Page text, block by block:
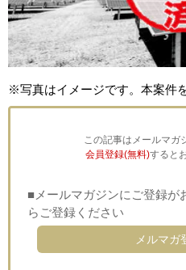
※写真はイメージです。本案件
この記事はメールマガ
会員登録(無料)すると
■メールマガジンにご登録が
らご登録ください
メルマガ